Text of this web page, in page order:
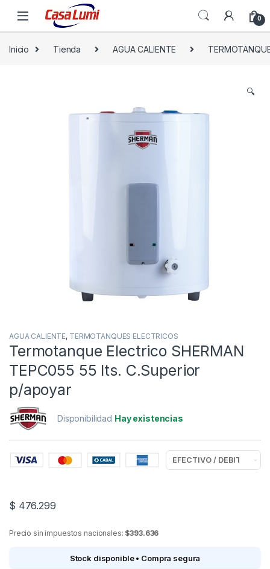
0
Inicio Tienda AGUA CALIENTE
🔍
AGUA CALIENTE, TERMOTANQUES ELECTRICOS
Termotanque Electrico SHERMAN
TEPC055 55 lts. C.Superior
p/apoyar
Disponibilidad Hay existencias
$ 476.299
Precio sin impuestos nacionales: $393.636
Stock disponible • Compra segura